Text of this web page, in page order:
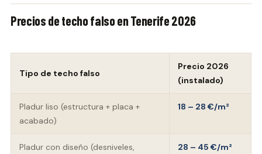
Precios de techo falso en Tenerife 2026
Tipo de techo falso
Precio 2026
(instalado)
Pladur liso (estructura + placa +
acabado)
18 – 28 €/m²
Pladur con diseño (desniveles,
28 – 45 €/m²